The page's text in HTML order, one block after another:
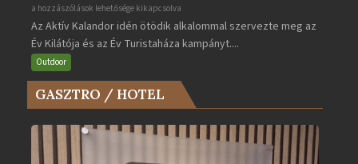
Az
Év
Kilátója
és
az
Év
bejegyzéshez
a hozzászólások lehetősége kikapcsolva
Az Aktív Kalandor idén ötödik alkalommal szervezte meg az
Év Kilátója és az Év Turistaháza kampányt....
Outdoor
GASZTRO / HOTEL